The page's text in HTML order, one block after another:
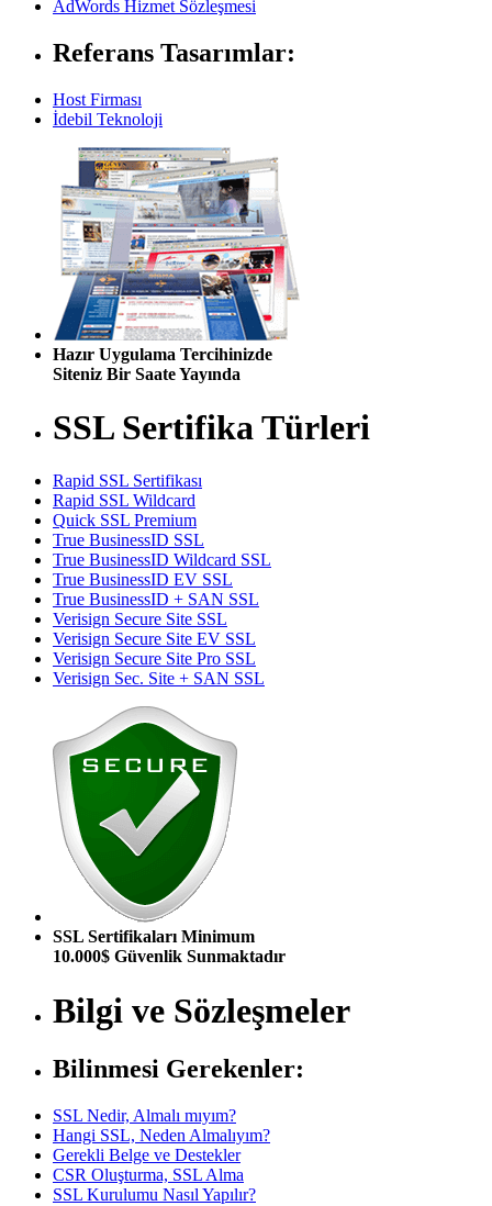
AdWords Hizmet Sözleşmesi
Referans Tasarımlar:
Host Firması
İdebil Teknoloji
Hazır Uygulama Tercihinizde
Siteniz Bir Saate Yayında
SSL Sertifika Türleri
Rapid SSL Sertifikası
Rapid SSL Wildcard
Quick SSL Premium
True BusinessID SSL
True BusinessID Wildcard SSL
True BusinessID EV SSL
True BusinessID + SAN SSL
Verisign Secure Site SSL
Verisign Secure Site EV SSL
Verisign Secure Site Pro SSL
Verisign Sec. Site + SAN SSL
SSL Sertifikaları Minimum
10.000$ Güvenlik Sunmaktadır
Bilgi ve Sözleşmeler
Bilinmesi Gerekenler:
SSL Nedir, Almalı mıyım?
Hangi SSL, Neden Almalıyım?
Gerekli Belge ve Destekler
CSR Oluşturma, SSL Alma
SSL Kurulumu Nasıl Yapılır?